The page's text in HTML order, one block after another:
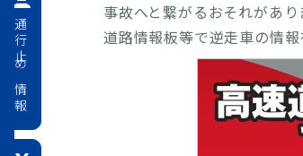
事故へと繋がるおそれがあ
道路情報板等で逆走車の情
通行止め情報